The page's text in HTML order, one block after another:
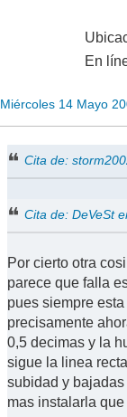
En
Miércoles 14 Mayo
Cita de:
Cita de: DeVeSt
Por cierto otra
parece que falla
pues siempre
precisamente
0,5 decimas y la
sigue la linea recta
subidad y
mas instalarla